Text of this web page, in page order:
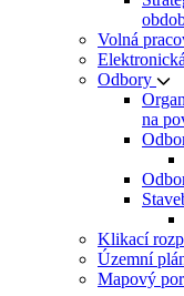
Volná
Odbory
na
Klikací
Územní
Mapový